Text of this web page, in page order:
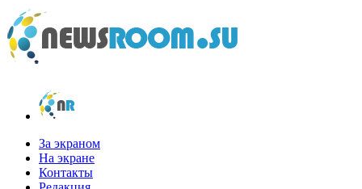
newsroom.su
Новости о новостях
За экраном
На экране
Контакты